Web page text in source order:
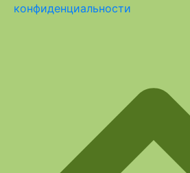
конфиденциальности